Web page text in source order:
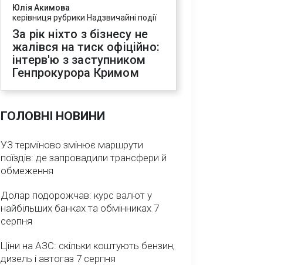
Юлія Акимова
керівниця рубрики Надзвичайні події
За рік ніхто з бізнесу не
жалівся на тиск офіційно:
інтерв'ю з заступником
Генпрокурора Кримом
ГОЛОВНІ НОВИНИ
УЗ терміново змінює маршрути
поїздів: де запровадили трансфери й
обмеження
Долар подорожчав: курс валют у
найбільших банках та обмінниках 7
серпня
Ціни на АЗС: скільки коштують бензин,
дизель і автогаз 7 серпня